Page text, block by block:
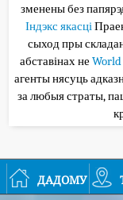
зменены без
Індэкс якасці
сыход пры
абставінах не World
агенты нясуць
за любыя страты,
дадому